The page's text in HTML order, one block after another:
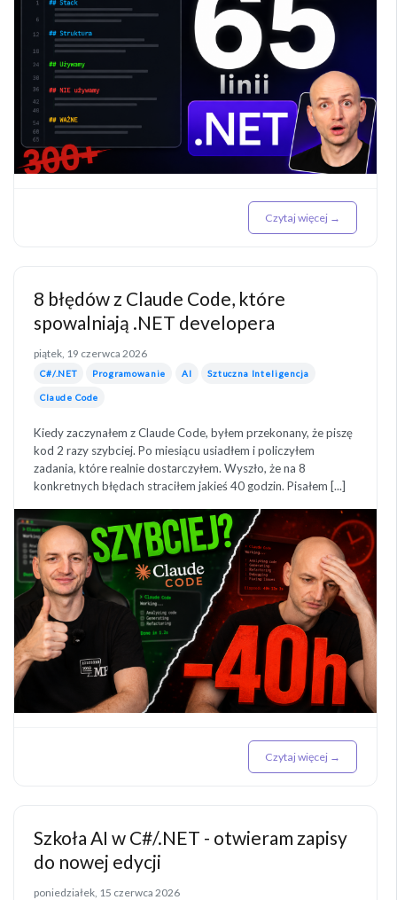
Czytaj więcej →
8 błędów z Claude Code, które
spowalniają .NET developera
piątek, 19 czerwca 2026
C#/.NET Programowanie AI Sztuczna Inteligencja
Claude Code
Kiedy zaczynałem z Claude Code, byłem przekonany, że piszę
kod 2 razy szybciej. Po miesiącu usiadłem i policzyłem
zadania, które realnie dostarczyłem. Wyszło, że na 8
konkretnych błędach straciłem jakieś 40 godzin. Pisałem [...]
Czytaj więcej →
Szkoła AI w C#/.NET - otwieram zapisy
do nowej edycji
poniedziałek, 15 czerwca 2026